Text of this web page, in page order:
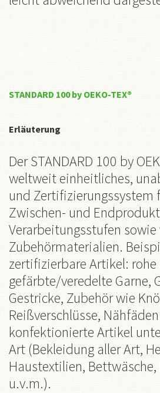
STANDARD 100 by OEKO-TEX®
Erläuterung
Der STANDARD 100 by
weltweit einheitliches,
und Zertifizierungssystem
Zwischen- und
Verarbeitungsstufen
Zubehörmaterialien.
zertifizierbare Artikel: rohe
gefärbte/veredelte Garne,
Gestricke, Zubehör wie
Reißverschlüsse,
konfektionierte Artikel
Art (Bekleidung aller Art,
Haustextilien,
u.v.m.).